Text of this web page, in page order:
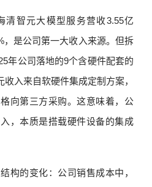
清智元大模型服务营收3.55亿
，是公司第一大收入来源。但拆
年公司落地的9个含硬件配套的
入来自软硬件集成定制方案，
向第三方采购。这意味着，公
，本质是搭载硬件设备的集成
构的变化：公司销售成本中，